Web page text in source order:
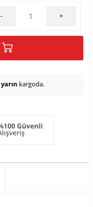
- +
yarın kargoda.